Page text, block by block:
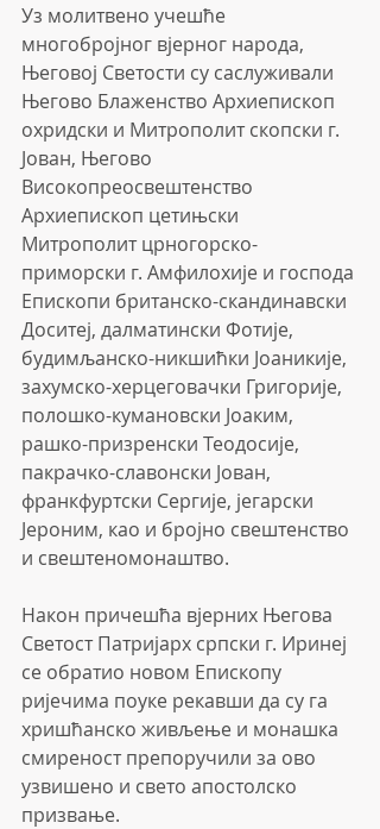
Уз молитвено учешће
многобројног вјерног народа,
Његовој Светости су саслуживали
Његово Блаженство Архиепископ
охридски и Митрополит скопски г.
Јован, Његово
Високопреосвештенство
Архиепископ цетињски
Митрополит црногорско-
приморски г. Амфилохије и господа
Епископи британско-скандинавски
Доситеј, далматински Фотије,
будимљанско-никшићки Јоаникије,
захумско-херцеговачки Григорије,
полошко-кумановски Јоаким,
рашко-призренски Теодосије,
пакрачко-славонски Јован,
франкфуртски Сергије, јегарски
Јероним, као и бројно свештенство
и свештеномонаштво.
Након причешћа вјерних Његова
Светост Патријарх српски г. Иринеј
се обратио новом Епископу
ријечима поуке рекавши да су га
хришћанско живљење и монашка
смиреност препоручили за ово
узвишено и свето апостолско
призвање.